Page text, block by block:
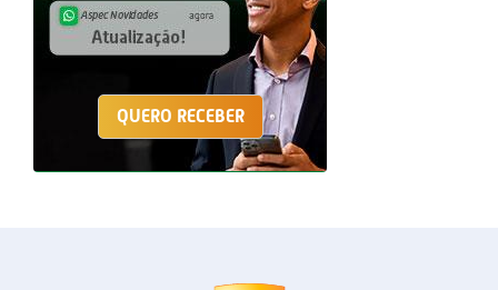
QUERO RECEBER